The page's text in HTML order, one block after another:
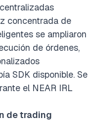
concentrada de
se ampliaron
de órdenes,
SDK disponible. Se
el NEAR IRL
de trading